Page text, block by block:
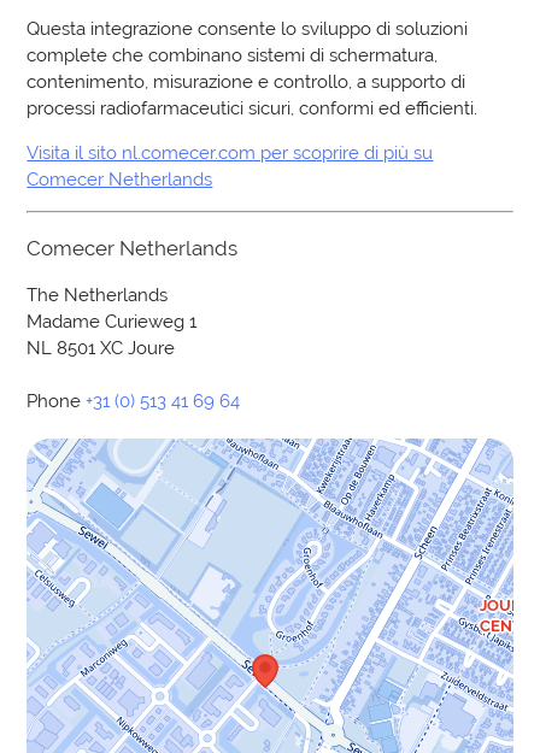
Questa integrazione consente lo sviluppo di soluzioni
complete che combinano sistemi di schermatura,
contenimento, misurazione e controllo, a supporto di
processi radiofarmaceutici sicuri, conformi ed efficienti.
Visita il sito nl.comecer.com per scoprire di più su
Comecer Netherlands
Comecer Netherlands
The Netherlands
Madame Curieweg 1
NL 8501 XC Joure
Phone+31 (0) 513 41 69 64
JOURE,